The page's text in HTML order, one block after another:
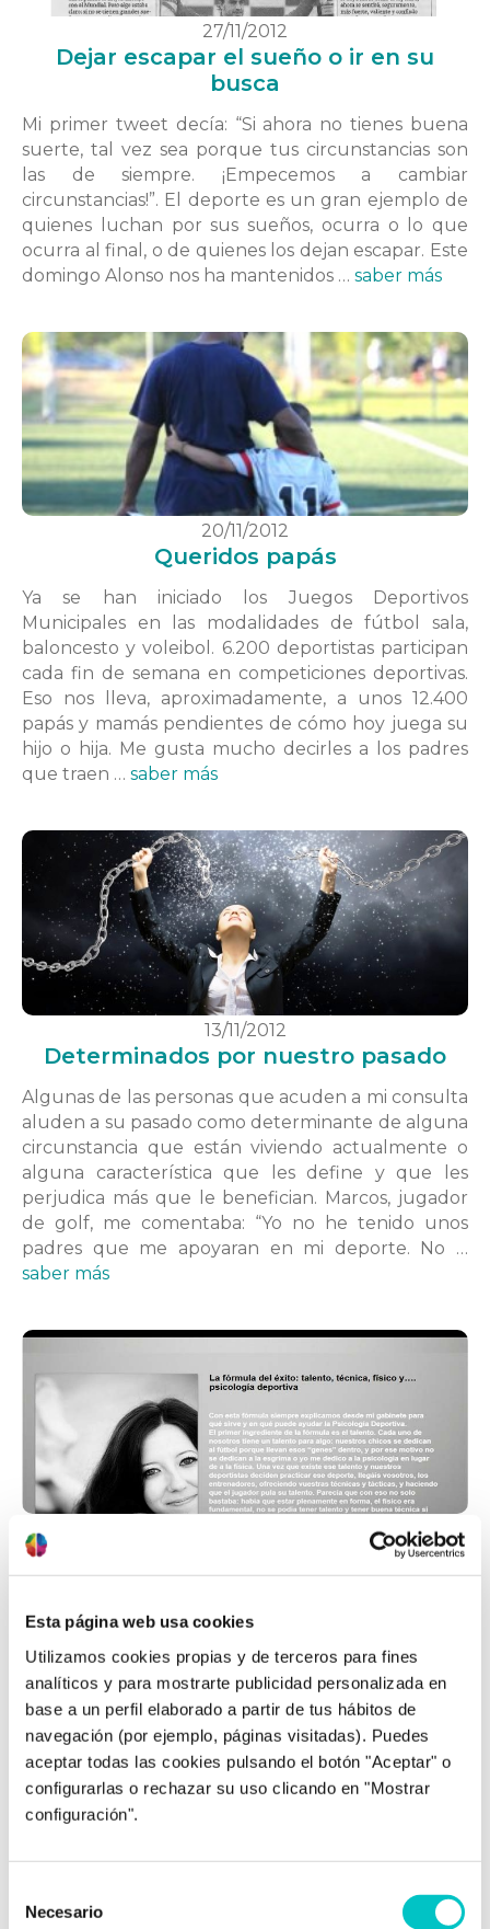
Esta página web usa cookies
Utilizamos cookies propias y de terceros para fines
analíticos y para mostrarte publicidad personalizada en
base a un perfil elaborado a partir de tus hábitos de
navegación (por ejemplo, páginas visitadas). Puedes
aceptar todas las cookies pulsando el botón "Aceptar" o
configurarlas o rechazar su uso clicando en "Mostrar
configuración".
Necesario
27/11/2012
Dejar escapar el sueño o ir en su
busca
Mi primer tweet decía: “Si ahora no tienes buena
suerte, tal vez sea porque tus circunstancias son
las de siempre. ¡Empecemos a cambiar
circunstancias!”. El deporte es un gran ejemplo de
quienes luchan por sus sueños, ocurra o lo que
ocurra al final, o de quienes los dejan escapar. Este
domingo Alonso nos ha mantenidos … saber más
20/11/2012
Queridos papás
Ya se han iniciado los Juegos Deportivos
Municipales en las modalidades de fútbol sala,
baloncesto y voleibol. 6.200 deportistas participan
cada fin de semana en competiciones deportivas.
Eso nos lleva, aproximadamente, a unos 12.400
papás y mamás pendientes de cómo hoy juega su
hijo o hija. Me gusta mucho decirles a los padres
que traen … saber más
13/11/2012
Determinados por nuestro pasado
Algunas de las personas que acuden a mi consulta
aluden a su pasado como determinante de alguna
circunstancia que están viviendo actualmente o
alguna característica que les define y que les
perjudica más que le benefician. Marcos, jugador
de golf, me comentaba: “Yo no he tenido unos
padres que me apoyaran en mi deporte. No …
saber más
¿Qué es la Psicología Deportiva?, en
Documentos de Entrenadores
La fórmula del éxito: talento, técnica, físico y…
psicología deportiva. Con esta fórmula siempre
explicamos desde mi gabinete para qué sirve y en
qué puede ayudar la Psicología Deportiva. El
primer ingrediente de la fórmula es el talento.
Cada uno de nosotros tiene un talento para algo:
nuestros chicos se dedican al fútbol porque llevan
…saber más